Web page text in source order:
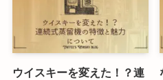
ウイスキーを変えた！？連